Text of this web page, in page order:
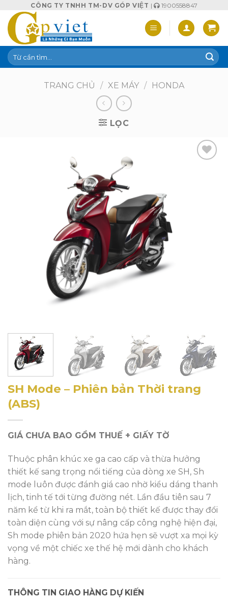
content
CÔNG TY TNHH TM-DV GÓP VIỆT | 1900558847
Tìm
kiếm:
TRANG CHỦ / XE MÁY / HONDA
LỌC
SH Mode – Phiên bản Thời trang
(ABS)
GIÁ CHƯA BAO GỒM THUẾ + GIẤY TỜ
Thuộc phân khúc xe ga cao cấp và thừa hưởng
thiết kế sang trọng nổi tiếng của dòng xe SH, Sh
mode luôn được đánh giá cao nhờ kiểu dáng thanh
lịch, tinh tế tới từng đường nét. Lần đầu tiên sau 7
năm kể từ khi ra mắt, toàn bộ thiết kế được thay đổi
toàn diện cùng với sự nâng cấp công nghệ hiện đại,
Sh mode phiên bản 2020 hứa hẹn sẽ vượt xa mọi kỳ
vọng về một chiếc xe thế hệ mới dành cho khách
hàng.
THÔNG TIN GIAO HÀNG DỰ KIẾN